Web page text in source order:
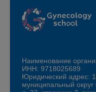
Наименование
ИНН: 9718025689
Юридический адрес:
муниципальный